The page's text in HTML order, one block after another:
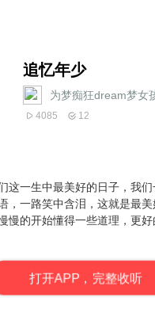
追忆年少
为梦痴狂dream梦女
4085 12
这一生中最美好的日子，我
，一路笑中含泪，这就是最
慢的开始懂得一些道理，更
打开APP，完整收听